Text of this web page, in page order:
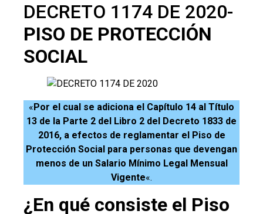
DECRETO 1174 DE 2020-
PISO DE PROTECCIÓN
SOCIAL
« Por el cual se adiciona el Capítulo 14 al Título
13 de la Parte 2 del Libro 2 del Decreto 1833 de
2016, a efectos de reglamentar el Piso de
Protección Social para personas que devengan
menos de un Salario Mínimo Legal Mensual
Vigente«.
¿En qué consiste el Piso